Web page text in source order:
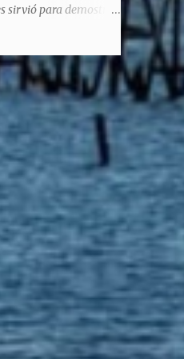
manera que era ad
cargo- pero tenían
económicos".
"Los ...
sirvió para demostrar
un actor de
de la historia de
llegaron a la
América. La
propio protagonista y
director de la
vida del Galego, que
fue quemando
puro pulmón. Pero
en su España natal,
civil que sufrió la
que instaló el
una enorme cuota
secuestros,
en carne propia y
contar todo lo
morriña, saudades,
de los padres y